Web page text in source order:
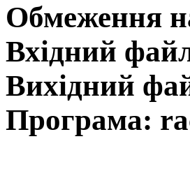
Обмеження
Вхідний
Вихідний
Програма: